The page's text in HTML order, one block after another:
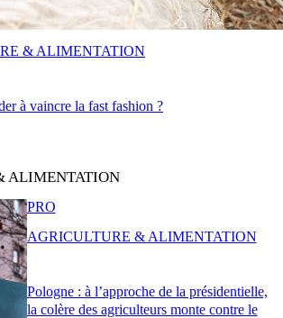
à vaincre la fast fashion ?
& ALIMENTATION
ALIMENTATION
Pologne : à l’approche de la présidentielle,
la colère des agriculteurs monte contre le
PRO
AGRICULTURE & ALIMENTATION